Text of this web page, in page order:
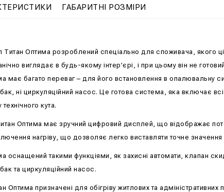
ГАБАРИТНІ РОЗМІРИ
Титан Оптима розроблений спеціально для споживача, якого
виглядає в будь-якому інтер’єрі, і при цьому він не
має багато переваг – для його встановлення в опалювальну
ні циркуляційний насос. Це готова система, яка включає
кута.
Оптима має зручний цифровий дисплей, що відображає
нагріву, що дозволяє легко виставляти точне
оснащений такими функціями, як захисні автомати, клапан
та циркуляційний насос.
Оптима призначені для обігріву житлових та